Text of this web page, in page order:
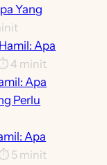
Yang
Apa
4 minit
Apa
Perlu
Apa
5 minit